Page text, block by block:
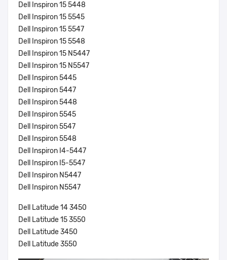
Dell Inspiron 15 5448
Dell Inspiron 15 5545
Dell Inspiron 15 5547
Dell Inspiron 15 5548
Dell Inspiron 15 N5447
Dell Inspiron 15 N5547
Dell Inspiron 5445
Dell Inspiron 5447
Dell Inspiron 5448
Dell Inspiron 5545
Dell Inspiron 5547
Dell Inspiron 5548
Dell Inspiron I4-5447
Dell Inspiron I5-5547
Dell Inspiron N5447
Dell Inspiron N5547
Dell Latitude 14 3450
Dell Latitude 15 3550
Dell Latitude 3450
Dell Latitude 3550